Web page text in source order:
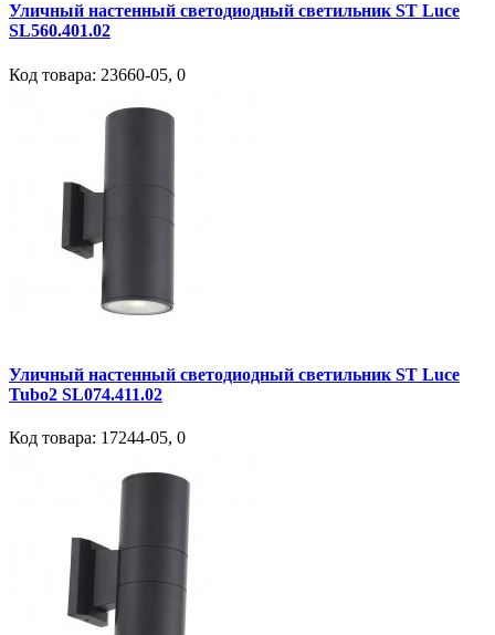
Уличный настенный светодиодный светильник ST Luce
SL560.401.02
Код товара: 23660-05, 0
Уличный настенный светодиодный светильник ST Luce
Tubo2 SL074.411.02
Код товара: 17244-05, 0